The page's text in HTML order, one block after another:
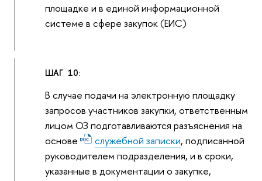
площадке и в единой информационной
системе в сфере закупок (ЕИС)
ШАГ 10:
В случае подачи на электронную площадку
запросов участников закупки, ответственным
лицом ОЗ подготавливаются разъяснения на
основе
служебной записки, подписанной
руководителем подразделения, и в сроки,
указанные в документации о закупке,